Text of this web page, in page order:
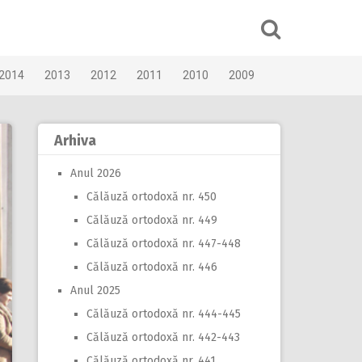
2013 2012 2011 2010 2009
Arhiva
Anul 2026
Călăuză ortodoxă nr. 450
Călăuză ortodoxă nr. 449
Călăuză ortodoxă nr. 447-448
Călăuză ortodoxă nr. 446
Anul 2025
Călăuză ortodoxă nr. 444-445
Călăuză ortodoxă nr. 442-443